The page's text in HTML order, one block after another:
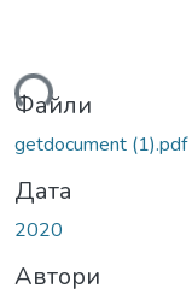
Файли
getdocument (1).pdf
Дата
2020
Автори